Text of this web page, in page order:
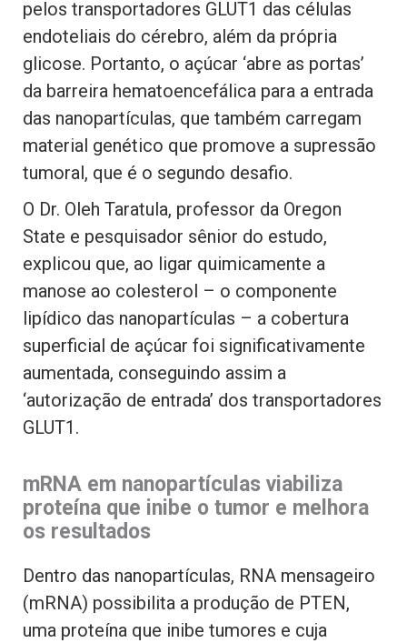
pelos transportadores GLUT1 das células
endoteliais do cérebro, além da própria
glicose. Portanto, o açúcar ‘abre as portas’
da barreira hematoencefálica para a entrada
das nanopartículas, que também carregam
material genético que promove a supressão
tumoral, que é o segundo desafio.
O Dr. Oleh Taratula, professor da Oregon
State e pesquisador sênior do estudo,
explicou que, ao ligar quimicamente a
manose ao colesterol – o componente
lipídico das nanopartículas – a cobertura
superficial de açúcar foi significativamente
aumentada, conseguindo assim a
‘autorização de entrada’ dos transportadores
GLUT1.
mRNA em nanopartículas viabiliza
proteína que inibe o tumor e melhora
os resultados
Dentro das nanopartículas, RNA mensageiro
(mRNA) possibilita a produção de PTEN,
uma proteína que inibe tumores e cuja